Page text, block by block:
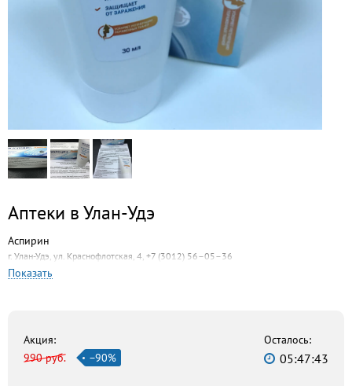
Аптеки в Улан-Удэ
Аспирин
г. Улан-Удэ, ул. Краснофлотская, 4, +7 (3012) 56–05–36
Бурят-Фармация
г. Улан-Удэ, ул. Гагарина, 25, +7 (3012) 66–89–45
Ритм
Показать
Акция:
990 руб.
−90%
Осталось:
05:47:42